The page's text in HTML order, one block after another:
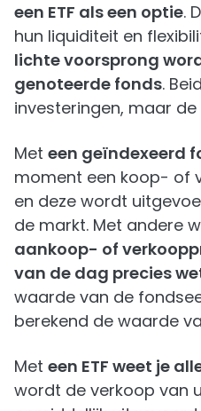
een ETF als een optie.
hun liquiditeit en
lichte voorsprong
genoteerde fonds.
investeringen, maar de
Met een geïndexeerd
moment een koop- of
en deze wordt
de markt. Met andere
aankoop- of
van de dag precies
waarde van de
berekend de waarde
Met een ETF weet je
wordt de verkoop van